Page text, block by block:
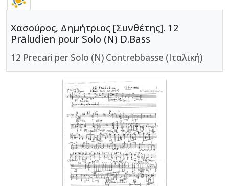
Χασούρος, Δημήτριος [Συνθέτης]. 12
Präludien pour Solo (N) D.Bass
12 Precari per Solo (N) Contrebbasse (Ιταλική)